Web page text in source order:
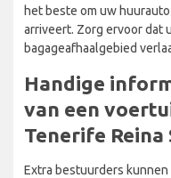
het beste om uw
arriveert. Zorg ervoor dat
bagageafhaalgebied
Handige
van een
Tenerife
Extra bestuurders